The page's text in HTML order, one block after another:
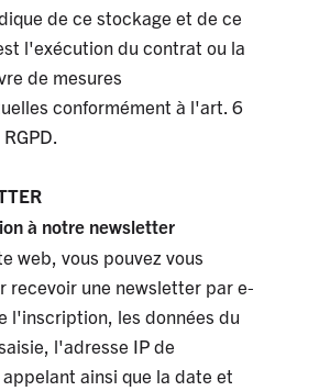
de ce stockage et de ce
l'exécution du contrat ou la
de mesures
conformément à l'art. 6
à notre newsletter
web, vous pouvez vous
recevoir une newsletter par e-
l'inscription, les données du
l'adresse IP de
ainsi que la date et